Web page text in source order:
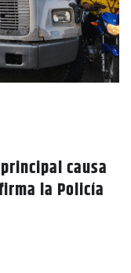
causa
la Policía